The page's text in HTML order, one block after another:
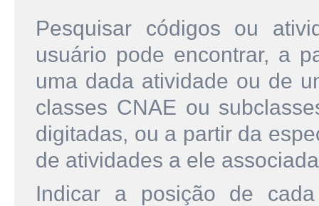
Pesquisar códigos ou
usuário pode encontrar, a
uma dada atividade ou de
classes CNAE ou
digitadas, ou a partir da
de atividades a ele
Indicar a posição de